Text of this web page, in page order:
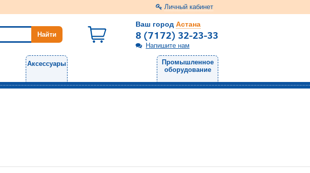
Личный кабинет
Ваш город Астана
8 (7172) 32-23-33
Напишите нам
Аксессуары
Промышленное
оборудование